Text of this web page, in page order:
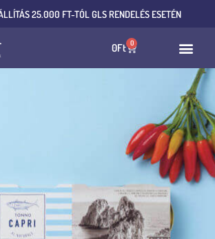
25.000 FT-TÓL GLS RENDELÉS ESETÉN
0Ft 0